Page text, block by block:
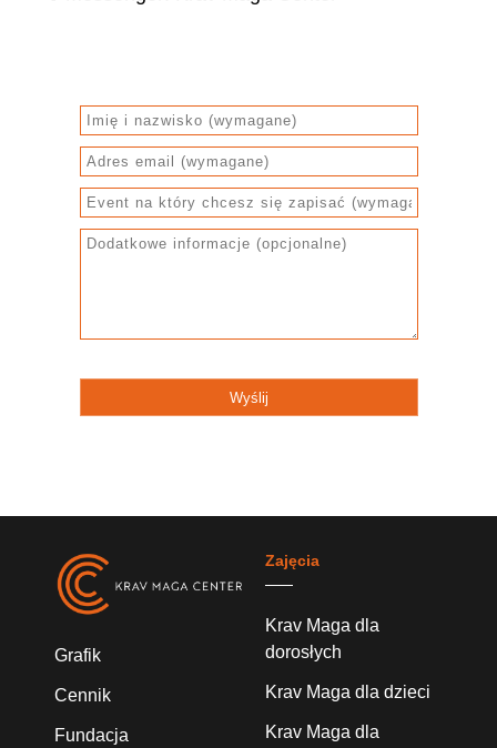
Grafik
Cennik
Fundacja
Zajęcia
Krav Maga dla
dorosłych
Krav Maga dla dzieci
Krav Maga dla